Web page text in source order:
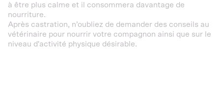
à être plus calme et il consommera davantage de
nourriture.
Après castration, n’oubliez de demander des conseils au
vétérinaire pour nourrir votre compagnon ainsi que sur le
niveau d'activité physique désirable.